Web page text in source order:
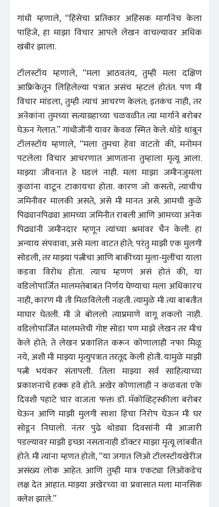
गांधी म्हणाले, “हिंसेचा प्रतिकार अहिंसक मार्गानेच केला
पाहिजे, हा माझा विचार आपले लेखन वाचल्यावर अधिक
खंबीर झाला.
टॉलस्टॉय म्हणाले, “मला आठवतंय, तुम्ही मला दक्षिण
आफ्रिकेतून लिहिलेल्या पत्रात असंच म्हटलं होतंत. पण मी
विचार मांडला, तुम्ही त्याचं आचरण केलंत; इतकंच नाही, तर
अनेकांना तुमच्या सत्याग्रहाच्या चळवळीत त्या मार्गाने बरोबर
घेऊन गेलात.” गांधीजींनी यावर केवळ स्मित केले. थोडे थांबून
टॉलस्टॉय म्हणाले, “मला तुमचा हेवा वाटतो की, मनोमन
पटलेला विचार आचरणात आणताना तुम्हाला मृत्यू आला.
माझ्या जीवनात हे घडलं नाही. मला माझा जमीनजुमला
कुळांना वाटून टाकायचा होता. कारण जो कसतो, त्याचीच
जमिनीवर मालकी असते, असे मी मानत असे. आमची कुळे
पिढ्यानपिढ्या आमच्या जमिनीत राबली आणि आमच्या अनेक
पिढ्यांनी जमीनदार म्हणून त्यांच्या श्रमांवर चैन केली. हा
अन्याय संपवावा, असे मला वाटत होते; परंतु माझी एक मुलगी
सोडली, तर माझ्या पत्नीचा आणि बाकीच्या मुला-मुलींचा याला
कडवा विरोध होता. त्याच म्हणणं असं होतं की, या
वडिलोपार्जित मालमत्तेबाबत निर्णय घेण्याचा मला अधिकारच
नाही, कारण मी ती मिळविलेली नव्हती. त्यामुळे मी त्या बाबतीत
माघार घेतली. मी जे बोललो त्याप्रमाणे वागू शकलो नाही.
वडिलोपार्जित मालमत्तेची गोष्ट सोडा पण माझे लेखन तर मीच
केले होते; ते लेखन प्रकाशित करून कोणालाही नफा मिळू
नये, अशी मी माझ्या मृत्युपत्रात तरतूद केली होती. यामुळे माझी
पत्नी भयंकर संतापली. तिला माझ्या सर्व साहित्याच्या
प्रकाशनाचे हक्क हवे होते. अखेर कोणालाही न कळवता एके
दिवशी पहाटे चार वाजता फक्त डॉ. मॅकोव्हिट्स्कीला बरोबर
घेऊन आणि माझी मुलगी साशा हिचा निरोप घेऊन मी घर
सोडून निघालो. नंतर पुढे थोड्या दिवसांनी मी आजारी
पडल्यावर माझी इच्छा नसतानाही डॉक्टर माझा मृत्यू लांबवीत
होते. मी त्यांना म्हणत होतो, “या जगात लिओ टॉलस्टॉयखेरीज
असंख्य लोक आहेत. आणि तुम्ही मात्र एकट्या लिओकडेच
लक्ष देत आहात. माझ्या अखेरच्या वा प्रवासात मला मानसिक
क्लेश झाले.”